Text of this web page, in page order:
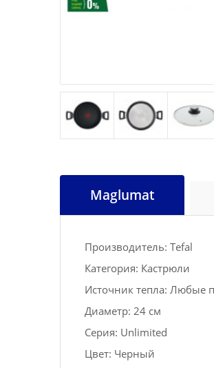
Maglumat
Производитель: Tefal
Категория: Кастрюли
Источник тепла: Любые
Диаметр: 24 см
Серия: Unlimited
Цвет: Черный